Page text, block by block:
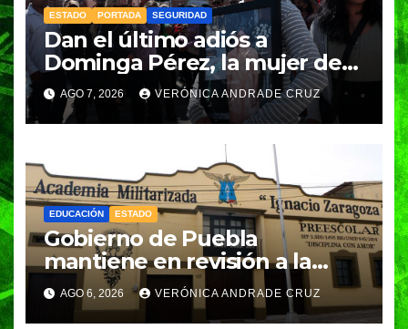
ESTADO PORTADA SEGURIDAD
Dan el último adiós a
Dominga Pérez, la mujer de
83 años asesinada durante un
asalto en Amozoc
AGO 7, 2026 VERÓNICA ANDRADE CRUZ
EDUCACIÓN ESTADO
Gobierno de Puebla
mantiene en revisión a la
Academia Militarizada para
seguir operando: Armenta
AGO 6, 2026 VERÓNICA ANDRADE CRUZ